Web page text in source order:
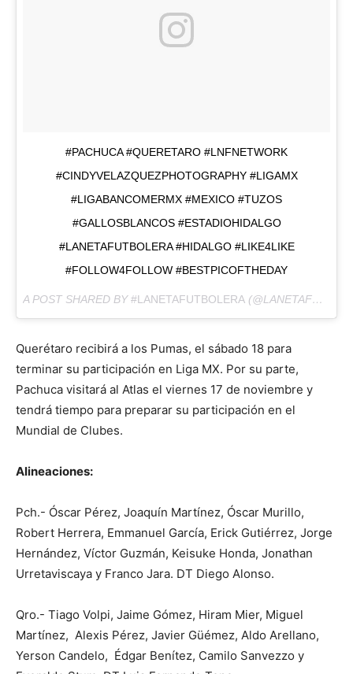
#PACHUCA #QUERETARO #LNFNETWORK
#CINDYVELAZQUEZPHOTOGRAPHY #LIGAMX
#LIGABANCOMERMX #MEXICO #TUZOS
#GALLOSBLANCOS #ESTADIOHIDALGO
#LANETAFUTBOLERA #HIDALGO #LIKE4LIKE
#FOLLOW4FOLLOW #BESTPICOFTHEDAY
A POST SHARED BY#LANETAFUTBOLERA (@LANETAFUTBOLERA) ON
Querétaro recibirá a los Pumas, el sábado 18 para
terminar su participación en Liga MX. Por su parte,
Pachuca visitará al Atlas el viernes 17 de noviembre y
tendrá tiempo para preparar su participación en el
Mundial de Clubes.
Alineaciones:
Pch.- Óscar Pérez, Joaquín Martínez, Óscar Murillo,
Robert Herrera, Emmanuel García, Erick Gutiérrez, Jorge
Hernández, Víctor Guzmán, Keisuke Honda, Jonathan
Urretaviscaya y Franco Jara. DT Diego Alonso.
Qro.- Tiago Volpi, Jaime Gómez, Hiram Mier, Miguel
Martínez, Alexis Pérez, Javier Güémez, Aldo Arellano,
Yerson Candelo, Édgar Benítez, Camilo Sanvezzo y